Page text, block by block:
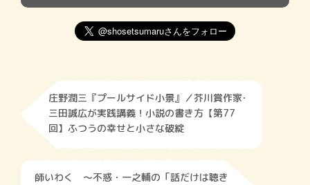
庄野潤三『プールサイド小景』／芥川賞作家･
三田誠広が実践講義！小説の書き方【第77
回】ふつうの幸せと小さな破綻
師いわく 〜不惑・一之輔の「話だけは聴き